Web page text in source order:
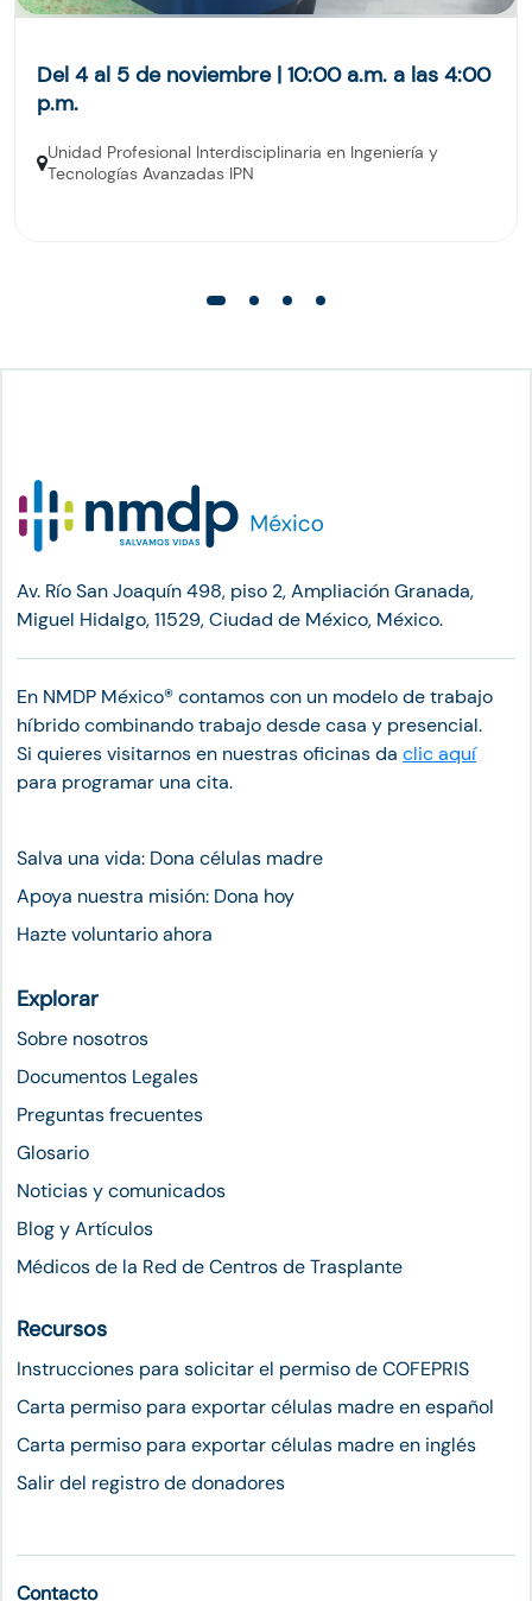
Del 4 al 5 de noviembre | 10:00 a.m. a las 4:00
p.m.
Unidad Profesional Interdisciplinaria en Ingeniería y
Tecnologías Avanzadas IPN
Av. Río San Joaquín 498, piso 2, Ampliación Granada,
Miguel Hidalgo, 11529, Ciudad de México, México.
En NMDP México®︎ contamos con un modelo de trabajo
híbrido combinando trabajo desde casa y presencial.
Si quieres visitarnos en nuestras oficinas da clic aquí
para programar una cita.
Salva una vida: Dona células madre
Apoya nuestra misión: Dona hoy
Hazte voluntario ahora
Explorar
Sobre nosotros
Documentos Legales
Preguntas frecuentes
Glosario
Noticias y comunicados
Blog y Artículos
Médicos de la Red de Centros de Trasplante
Recursos
Instrucciones para solicitar el permiso de COFEPRIS
Carta permiso para exportar células madre en español
Carta permiso para exportar células madre en inglés
Salir del registro de donadores
Contacto